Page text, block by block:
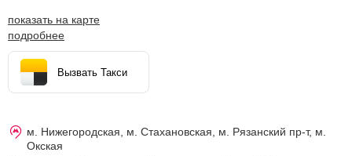
показать на карте
подробнее
Вызвать Такси
м. Нижегородская, м. Стахановская, м. Рязанский пр-т, м.
Окская